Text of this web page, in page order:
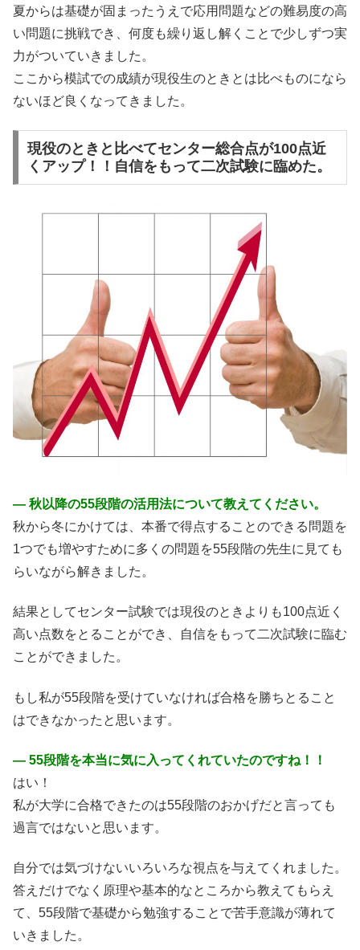
夏からは基礎が固まったうえで応用問題などの難易度の高
い問題に挑戦でき、何度も繰り返し解くことで少しずつ実
力がついていきました。
ここから模試での成績が現役生のときとは比べものになら
ないほど良くなってきました。
現役のときと比べてセンター総合点が100点近
くアップ！！自信をもって二次試験に臨めた。
― 秋以降の55段階の活用法について教えてください。
秋から冬にかけては、本番で得点することのできる問題を
1つでも増やすために多くの問題を55段階の先生に見ても
らいながら解きました。
結果としてセンター試験では現役のときよりも100点近く
高い点数をとることができ、自信をもって二次試験に臨む
ことができました。
もし私が55段階を受けていなければ合格を勝ちとること
はできなかったと思います。
― 55段階を本当に気に入ってくれていたのですね！！
はい！
私が大学に合格できたのは55段階のおかげだと言っても
過言ではないと思います。
自分では気づけないいろいろな視点を与えてくれました。
答えだけでなく原理や基本的なところから教えてもらえ
て、55段階で基礎から勉強することで苦手意識が薄れて
いきました。